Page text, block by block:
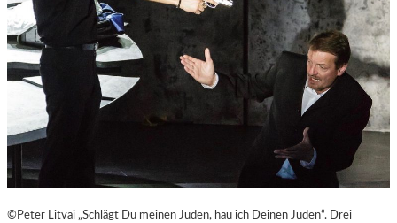
©Peter Litvai „Schlägt Du meinen Juden, hau ich Deinen Juden“. Drei